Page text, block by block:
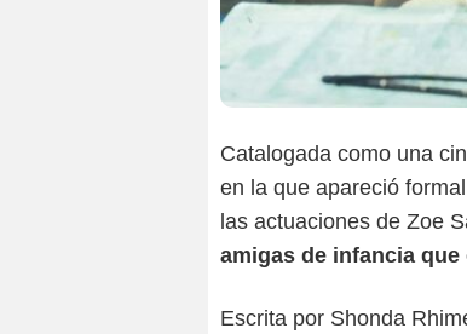
Catalogada como una
en la que apareció
las actuaciones de Zoe
amigas de infancia
Escrita por Shonda